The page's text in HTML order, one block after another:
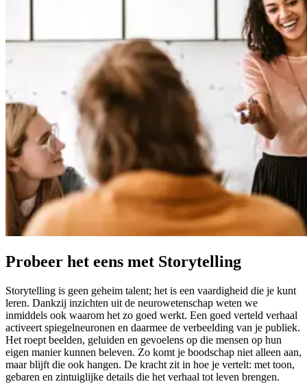
Probeer het eens met Storytelling
Storytelling is geen geheim talent; het is een vaardigheid die je kunt
leren. Dankzij inzichten uit de neurowetenschap weten we
inmiddels ook waarom het zo goed werkt. Een goed verteld verhaal
activeert spiegelneuronen en daarmee de verbeelding van je publiek.
Het roept beelden, geluiden en gevoelens op die mensen op hun
eigen manier kunnen beleven. Zo komt je boodschap niet alleen aan,
maar blijft die ook hangen. De kracht zit in hoe je vertelt: met toon,
gebaren en zintuiglijke details die het verhaal tot leven brengen.